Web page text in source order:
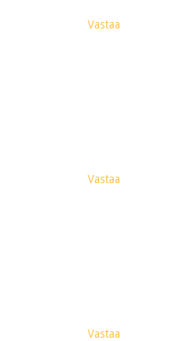
Vastaa
Vastaa
Vastaa